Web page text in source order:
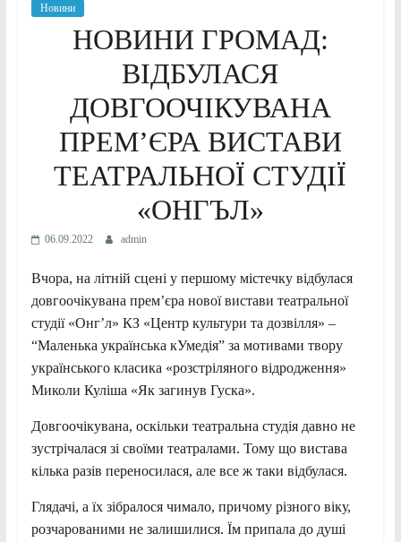
Новини
НОВИНИ ГРОМАД:
ВІДБУЛАСЯ
ДОВГООЧІКУВАНА
ПРЕМ’ЄРА ВИСТАВИ
ТЕАТРАЛЬНОЇ СТУДІЇ
«ОНГЪЛ»
06.09.2022 admin
Вчора, на літній сцені у першому містечку відбулася
довгоочікувана прем’єра нової вистави театральної
студії «Онг’л» КЗ «Центр культури та дозвілля» –
“Маленька українська кУмедія” за мотивами твору
українського класика «розстріляного відродження»
Миколи Куліша «Як загинув Гуска».
Довгоочікувана, оскільки театральна студія давно не
зустрічалася зі своїми театралами. Тому що вистава
кілька разів переносилася, але все ж таки відбулася.
Глядачі, а їх зібралося чимало, причому різного віку,
розчарованими не залишилися. Їм припала до душі